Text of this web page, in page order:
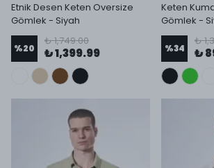
Etnik Desen Keten Oversize
Gömlek - Siyah
%20
₺ 1,749.00
₺ 1,399.99
Keten
Gömlek -
%34
₺
₺